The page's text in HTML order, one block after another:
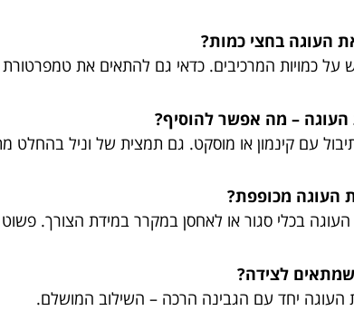
העוגה בחצי כמות?
על כמויות המרכיבים. כדאי גם להתאים את
– מה אפשר להוסיף?
עם קינמון או מוסקט. גם תמצית של וניל בהחלט
העוגה מכופפת?
בכלי סגור או לאחסן במקרר במידת הצורך.
לצידה?
העוגה יחד עם הגבינה הרכה – השילוב המושלם.